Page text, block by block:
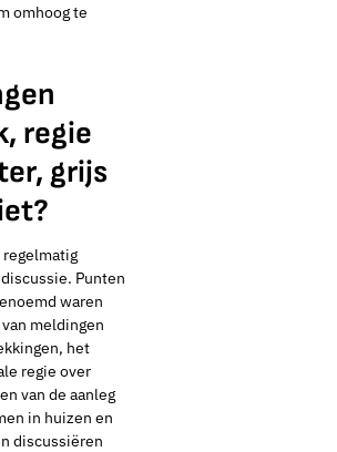
omhoog te
regie
grijs
regelmatig
Punten
waren
meldingen
het
regie over
van de aanleg
in huizen en
discussiëren